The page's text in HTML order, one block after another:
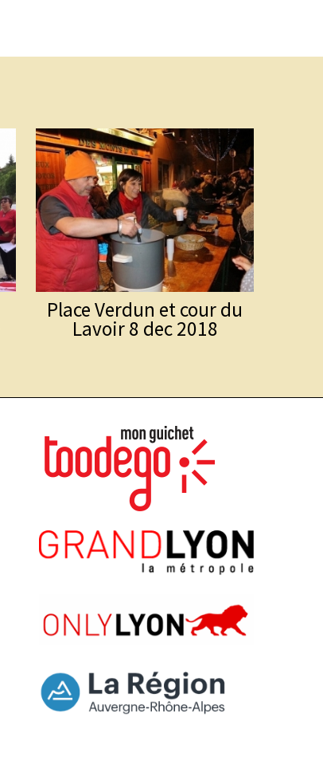
Place Verdun et cour du
Lavoir 8 dec 2018